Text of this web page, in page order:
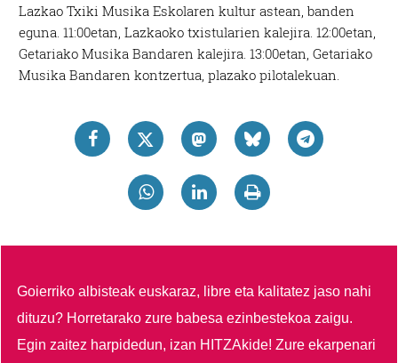
Lazkao Txiki Musika Eskolaren kultur astean, banden
eguna. 11:00etan, Lazkaoko txistularien kalejira. 12:00etan,
Getariako Musika Bandaren kalejira. 13:00etan, Getariako
Musika Bandaren kontzertua, plazako pilotalekuan.
Goierriko albisteak euskaraz, libre eta kalitatez jaso nahi
dituzu? Horretarako zure babesa ezinbestekoa zaigu.
Egin zaitez harpidedun, izan HITZAkide!Zure ekarpenari